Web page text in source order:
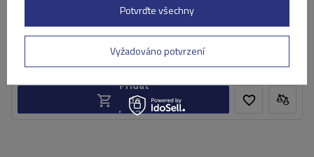
5 229,00 Kčs DPH
Produkt dostupný ve velkém množství
Již nyní zašleme11. srpna
Přidat
do
košíku
Vyžadováno potvrzení
Potvrďte všechny